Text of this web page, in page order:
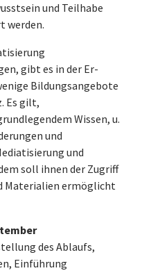
und Teilhabe
werden.
gibt es in der Er-
Bildungsangebote
Es gilt,
Wissen, u.
und
und
soll ihnen der Zugriff
Materialien ermöglicht
des Ablaufs,
Einführung